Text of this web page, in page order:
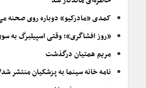
کمدی «مادرکیو» دوباره روی صحنه
«روز افشاگری»؛ وقتی اسپیلبرگ به
مریم همتیان درگذشت
نامه خانه سینما به پزشکیان